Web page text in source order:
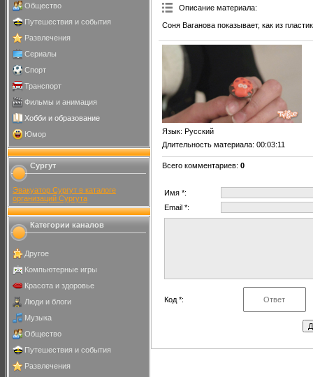
Общество
Путешествия и события
Развлечения
Сериалы
Спорт
Транспорт
Фильмы и анимация
Хобби и образование
Юмор
Сургут
Эвакуатор Сургут в каталоге
организаций Сургута
Категории каналов
Другое
Компьютерные игры
Красота и здоровье
Люди и блоги
Музыка
Общество
Путешествия и события
Развлечения
Описание материала:
Соня Ваганова показывает, как из
Язык: Русский
Длительность материала: 00:03:11
Всего комментариев: 0
Имя *:
Email *:
Код *: